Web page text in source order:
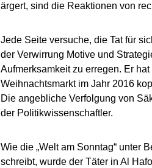
ärgert, sind die Reaktionen von
Jede Seite versuche, die Tat für
der Verwirrung Motive und
Aufmerksamkeit zu erregen. Er
Weihnachtsmarkt im Jahr 2016
Die angebliche Verfolgung von
der Politikwissenschaftler.
Wie die „Welt am Sonntag“ unter
schreibt, wurde der Täter in Al